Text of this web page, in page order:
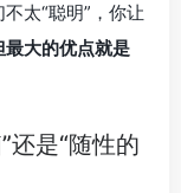
太“聪明”，你让
最大的优点就是
还是“随性的